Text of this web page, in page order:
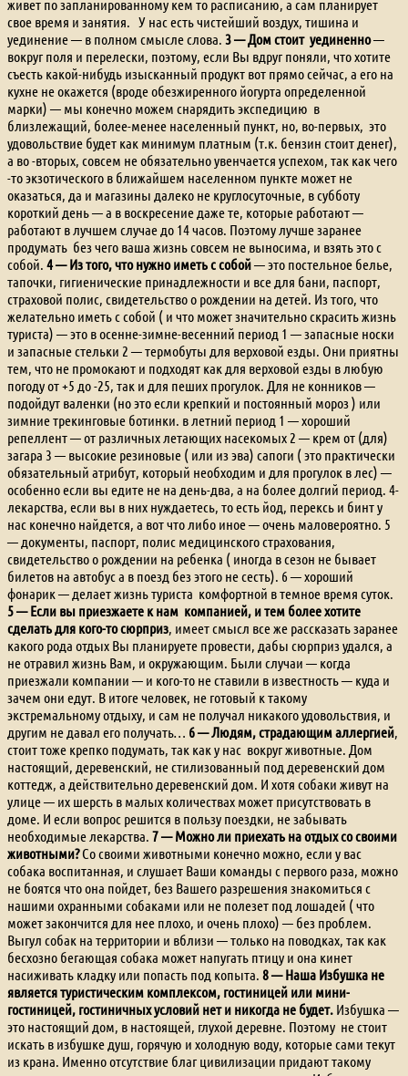
живет по запланированному кем то расписанию, а сам планирует
свое время и занятия. У нас есть чистейший воздух, тишина и
уединение — в полном смысле слова. 3 — Дом стоит уединенно—
вокруг поля и перелески, поэтому, если Вы вдруг поняли, что хотите
съесть какой-нибудь изысканный продукт вот прямо сейчас, а его на
кухне не окажется (вроде обезжиренного йогурта определенной
марки) — мы конечно можем снарядить экспедицию в
близлежащий, более-менее населенный пункт, но, во-первых, это
удовольствие будет как минимум платным (т.к. бензин стоит денег),
а во -вторых, совсем не обязательно увенчается успехом, так как чего
-то экзотического в ближайшем населенном пункте может не
оказаться, да и магазины далеко не круглосуточные, в субботу
короткий день — а в воскресение даже те, которые работают —
работают в лучшем случае до 14 часов. Поэтому лучше заранее
продумать без чего ваша жизнь совсем не выносима, и взять это с
собой. 4 — Из того, что нужно иметь с собой— это постельное белье,
тапочки, гигиенические принадлежности и все для бани, паспорт,
страховой полис, свидетельство о рождении на детей. Из того, что
желательно иметь с собой ( и что может значительно скрасить жизнь
туриста) — это в осенне-зимне-весенний период 1 — запасные носки
и запасные стельки 2 — термобуты для верховой езды. Они приятны
тем, что не промокают и подходят как для верховой езды в любую
погоду от +5 до -25, так и для пеших прогулок. Для не конников —
подойдут валенки (но это если крепкий и постоянный мороз ) или
зимние трекинговые ботинки. в летний период 1 — хороший
репеллент — от различных летающих насекомых 2 — крем от (для)
загара 3 — высокие резиновые ( или из эва) сапоги ( это практически
обязательный атрибут, который необходим и для прогулок в лес) —
особенно если вы едите не на день-два, а на более долгий период. 4-
лекарства, если вы в них нуждаетесь, то есть йод, перексь и бинт у
нас конечно найдется, а вот что либо иное — очень маловероятно. 5
— документы, паспорт, полис медицинского страхования,
свидетельство о рождении на ребенка ( иногда в сезон не бывает
билетов на автобус а в поезд без этого не сесть). 6 — хороший
фонарик — делает жизнь туриста комфортной в темное время суток.
5 — Если вы приезжаете к нам компанией, и тем более хотите
сделать для кого-то сюрприз, имеет смысл все же рассказать заранее
какого рода отдых Вы планируете провести, дабы сюрприз удался, а
не отравил жизнь Вам, и окружающим. Были случаи — когда
приезжали компании — и кого-то не ставили в известность — куда и
зачем они едут. В итоге человек, не готовый к такому
экстремальному отдыху, и сам не получал никакого удовольствия, и
другим не давал его получать… 6 — Людям, страдающим аллергией,
стоит тоже крепко подумать, так как у нас вокруг животные. Дом
настоящий, деревенский, не стилизованный под деревенский дом
коттедж, а действительно деревенский дом. И хотя собаки живут на
улице — их шерсть в малых количествах может присутствовать в
доме. И если вопрос решится в пользу поездки, не забывать
необходимые лекарства. 7 — Можно ли приехать на отдых со своими
животными?Со своими животными конечно можно, если у вас
собака воспитанная, и слушает Ваши команды с первого раза, можно
не боятся что она пойдет, без Вашего разрешения знакомиться с
нашими охранными собаками или не полезет под лошадей ( что
может закончится для нее плохо, и очень плохо) — без проблем.
Выгул собак на территории и вблизи — только на поводках, так как
бесхозно бегающая собака может напугать птицу и она кинет
насиживать кладку или попасть под копыта. 8 — Наша Избушка не
является туристическим комплексом, гостиницей или мини-
гостиницей, гостиничных условий нет и никогда не будет. Избушка —
это настоящий дом, в настоящей, глухой деревне. Поэтому не стоит
искать в избушке душ, горячую и холодную воду, которые сами текут
из крана. Именно отсутствие благ цивилизации придают такому